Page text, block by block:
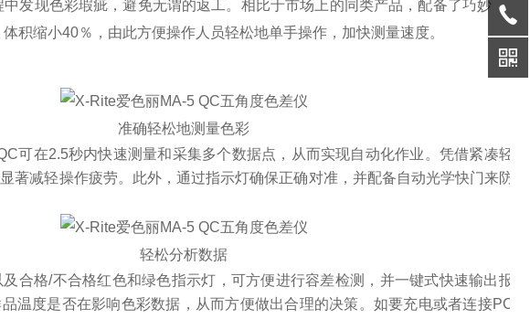
发现色彩瑕疵，避免无谓的返工。相比于市场上的同类产品，配备了巧妙
积缩小40％，由此方便操作人员轻松地单手操作，加快测量速度。
准确轻松地测量色彩
可在2.5秒内快速测量和采集多个数据点，从而实现自动化作业。凭借紧凑轻
著减轻操作疲劳。此外，通过指示灯确保正确对准，并配备自动光学快门来防
轻松分析数据
合格/不合格红色和绿色指示灯，可方便进行容差检测，并一键式快速输出报
温度是否在影响色彩数据，从而方便做出合理的决策。如要充电或者连接PC